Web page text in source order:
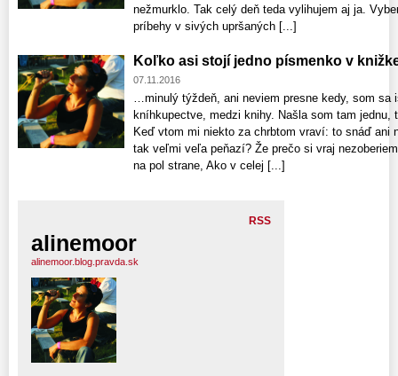
nežmurklo. Tak celý deň teda vylihujem aj ja.
príbehy v sivých upršaných [...]
Koľko asi stojí jedno písmenko v
07.11.2016
…minulý týždeň, ani neviem presne kedy, som
kníhkupectve, medzi knihy. Našla som tam
Keď vtom mi niekto za chrbtom vraví: to snáď ani
tak veľmi veľa peňazí? Že prečo si vraj
na pol strane, Ako v celej [...]
RSS
alinemoor
alinemoor.blog.pravda.sk